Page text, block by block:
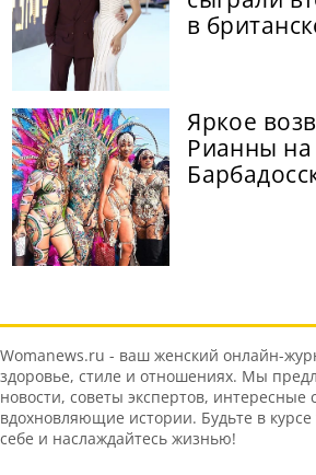
в
Яркое
Рианны на
Womanews.ru - ваш женский онлайн-
здоровье, стиле и отношениях. Мы
новости, советы экспертов, интересные
вдохновляющие истории. Будьте в курсе
себе и наслаждайтесь жизнью!